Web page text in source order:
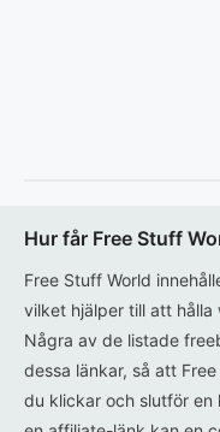
Hur får Free Stuff
Free Stuff World
vilket hjälper till att
Några av de listade
dessa länkar, så att
du klickar och slutför